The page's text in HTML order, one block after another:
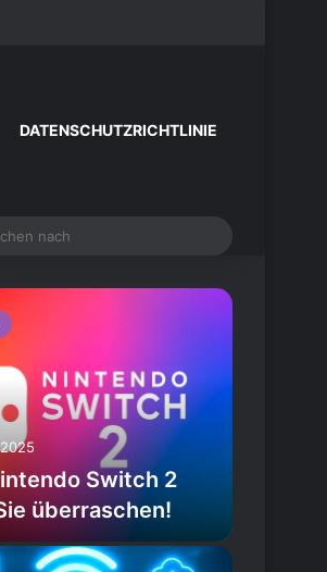
DATENSCHUTZRICHTLINIE
Switch 2
überraschen!